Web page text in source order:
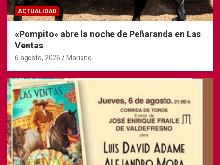
ACTUALIDAD
«Pompito» abre la noche de Peñaranda en Las
Ventas
6 agosto, 2026 Mariano